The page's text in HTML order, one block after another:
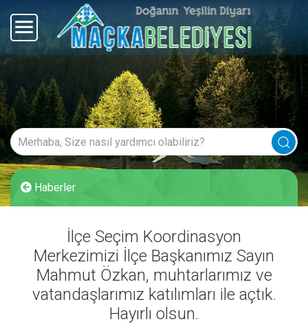
Haberler
İlçe Seçim Koordinasyon
Merkezimizi İlçe Başkanımız Sayın
Mahmut Özkan, muhtarlarımız ve
vatandaşlarımız katılımları ile açtık.
Hayırlı olsun.